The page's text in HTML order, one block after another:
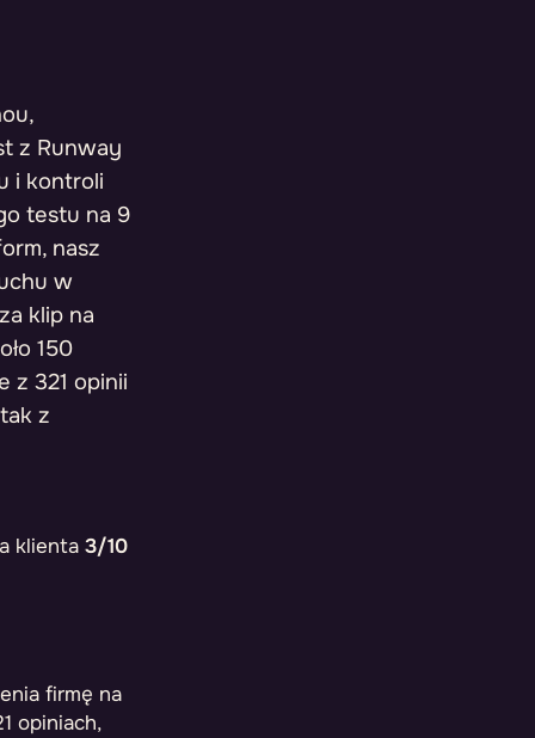
z Runway
i kontroli
testu na 9
nasz
w
klip na
150
z 321 opinii
z
klienta 3/10
firmę na
opiniach,